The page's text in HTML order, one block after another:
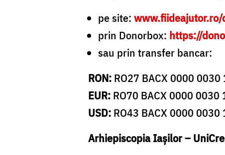
pe site: www.fiideajutor.ro/
prin Donorbox: https://
sau prin transfer bancar:
RON: RO27 BACX 0000
EUR: RO70 BACX 0000 0030
USD: RO43 BACX 0000
Arhiepiscopia Iașilor –